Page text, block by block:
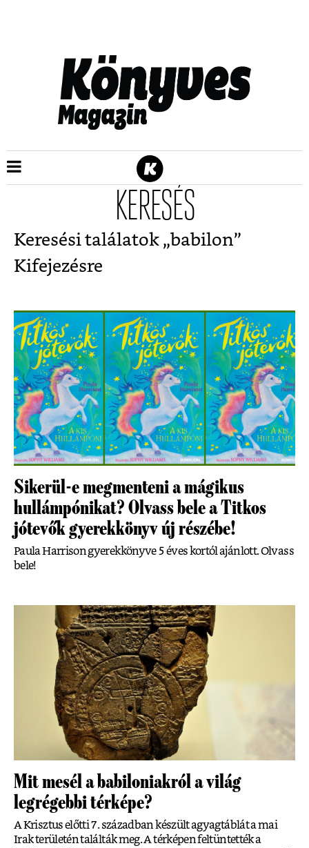
KERESÉS
Keresési találatok „babilon”
Kifejezésre
Sikerül-e megmenteni a mágikus
hullámpónikat? Olvass bele a Titkos
jótevők gyerekkönyv új részébe!
Paula Harrison gyerekkönyve 5 éves kortól ajánlott. Olvass
bele!
Mit mesél a babiloniakról a világ
legrégebbi térképe?
A Krisztus előtti 7. században készült agyagtáblát a mai
Irak területén találták meg. A térképen feltüntették a